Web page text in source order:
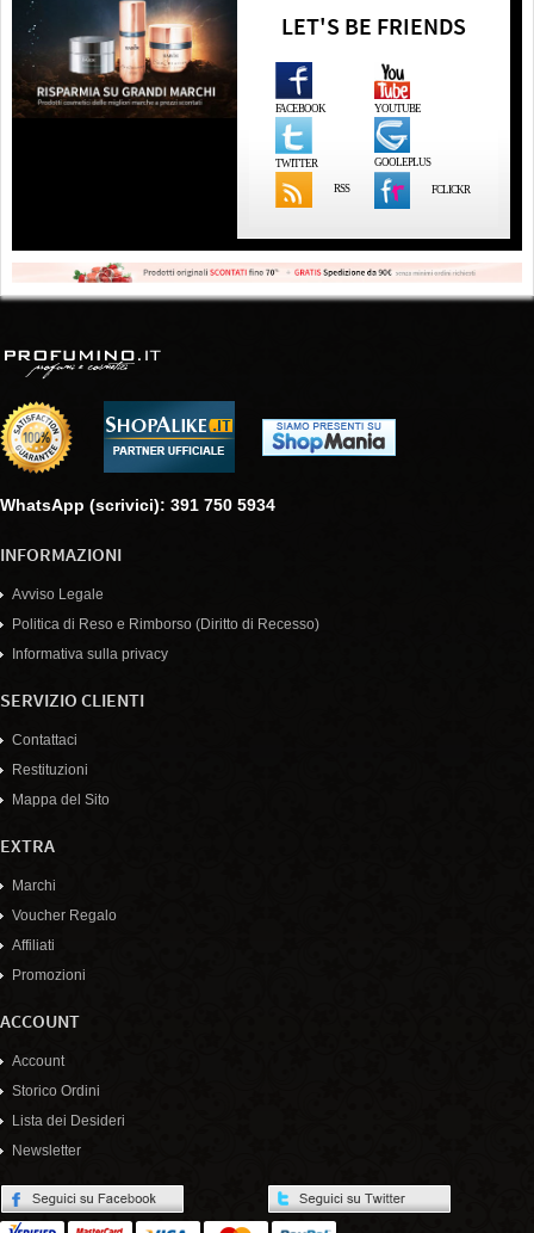
LET'S BE FRIENDS
FACEBOOK YOUTUBE
TWITTER GOOLEPLUS
RSS FCLICKR
WhatsApp (scrivici): 391 750 5934
INFORMAZIONI
Avviso Legale
Politica di Reso e Rimborso (Diritto di Recesso)
Informativa sulla privacy
SERVIZIO CLIENTI
Contattaci
Restituzioni
Mappa del Sito
EXTRA
Marchi
Voucher Regalo
Affiliati
Promozioni
ACCOUNT
Account
Storico Ordini
Lista dei Desideri
Newsletter